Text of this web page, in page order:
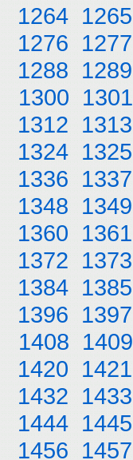
1264 1265
1276 1277
1288 1289
1300 1301
1312 1313
1324 1325
1336 1337
1348 1349
1360 1361
1372 1373
1384 1385
1396 1397
1408 1409
1420 1421
1432 1433
1444 1445
1456 1457